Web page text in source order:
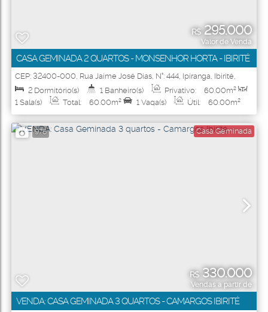
R$295.000
Valor de Venda
CASA GEMINADA 2 QUARTOS - MONSENHOR HORTA - IBIRITÉ
CEP: 32400-000, Rua Jaime José Dias, N°: 444, Ipiranga, Ibirité,
Minas Gerais
Brasil
2 Dormitório(s) 1 Banheiro(s) Privativo: 60.00m²
1 Sala(s) Total: 60.00m² 1 Vaga(s) Útil: 60.00m²
976 Casa Geminada
R$330.000
Vendas a partir de
VENDA: CASA GEMINADA 3 QUARTOS - CAMARGOS IBIRITÉ